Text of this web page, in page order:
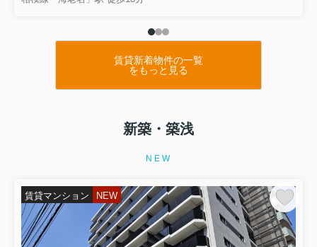
賃貸新着物件の一覧
をもっと見る
新築・築浅
NEW
賃貸マンション NEW